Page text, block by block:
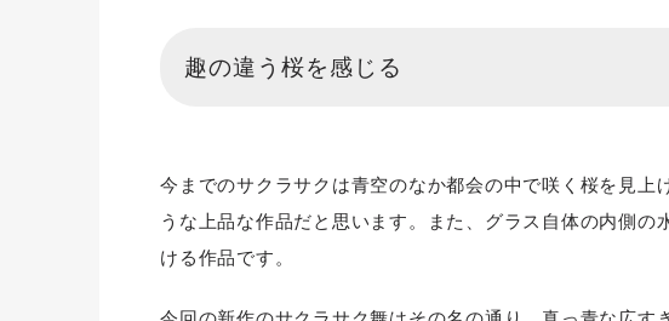
趣の違う桜を感じる
今までのサクラサクは青空のなか都会の中で咲く桜を見
うな上品な作品だと思います。また、グラス自体の内側
ける作品です。